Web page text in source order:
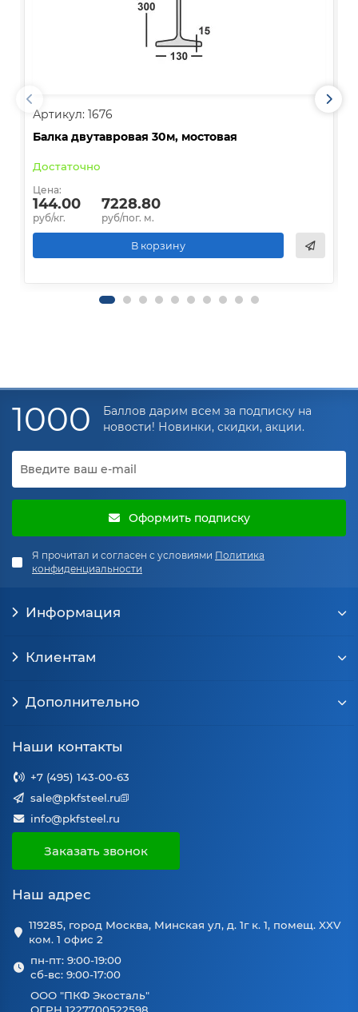
Артикул: 1676
Балка двутавровая 30м, мостовая
Достаточно
Цена:
144.00
руб/кг.
7228.80
руб/пог. м.
В корзину
1000
Баллов дарим всем за подписку на
новости! Новинки, скидки, акции.
Оформить подписку
Я прочитал и согласен с условиями Политика
конфиденциальности
Информация
Клиентам
Дополнительно
Наши контакты
+7 (495) 143-00-63
sale@pkfsteel.ru
info@pkfsteel.ru
Заказать звонок
Наш адрес
119285, город Москва, Минская ул, д. 1г к. 1, помещ. XXV
ком. 1 офис 2
пн-пт: 9:00-19:00
сб-вс: 9:00-17:00
ООО "ПКФ Экосталь"